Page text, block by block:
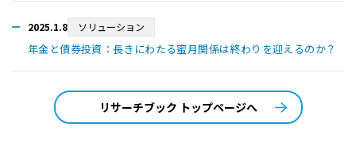
2025.1.8 ソリューション
年金と債券投資：長きにわたる蜜月関係は終わりを迎えるのか？
リサーチブック トップページへ